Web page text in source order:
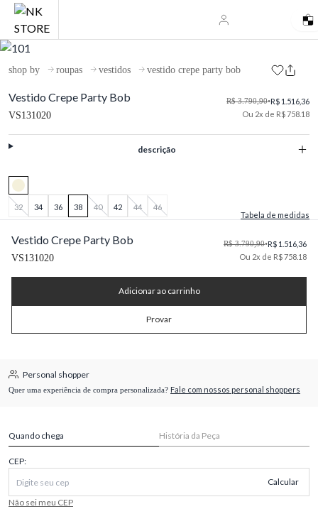
shop by roupas vestidos vestido crepe party bob
Vestido Crepe Party Bob
VS131020
R$ 3.790,90•R$ 1.516,36
Ou 2x de R$ 758.18
descrição
32 34 36 38 40 42 44
46
Tabela de medidas
Vestido Crepe Party Bob
VS131020
R$ 3.790,90•R$ 1.516,36
Ou 2x de R$ 758.18
Adicionar ao carrinho
Provar
Personal shopper
Quer uma experiência de compra personalizada? Fale com nossos personal shoppers
Quando chega História da Peça
CEP:
Calcular
Não sei meu CEP